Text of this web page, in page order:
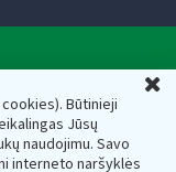
Būtinieji
Jūsų
naudojimu. Savo
interneto naršyklės
el.paštas: